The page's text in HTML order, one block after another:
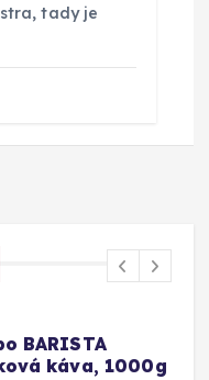
tady je
Tchibo
vs.